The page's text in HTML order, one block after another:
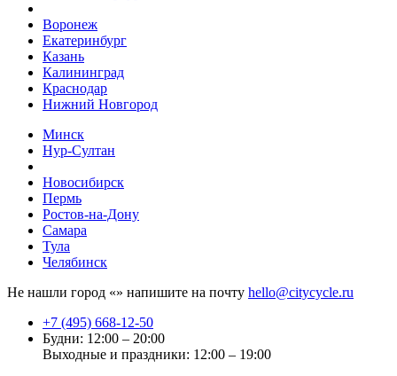
Воронеж
Екатеринбург
Казань
Калининград
Краснодар
Нижний Новгород
Минск
Нур-Султан
Новосибирск
Пермь
Ростов-на-Дону
Самара
Тула
Челябинск
Не нашли город «» напишите на почту hello@citycycle.ru
+7 (495) 668-12-50
Будни: 12:00 – 20:00
Выходные и праздники: 12:00 – 19:00